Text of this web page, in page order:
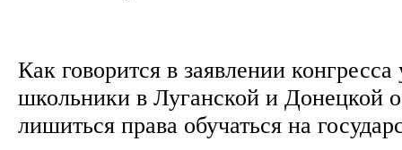
Как говорится в заявлении
школьники в Луганской и Донецкой
лишиться права обучаться на